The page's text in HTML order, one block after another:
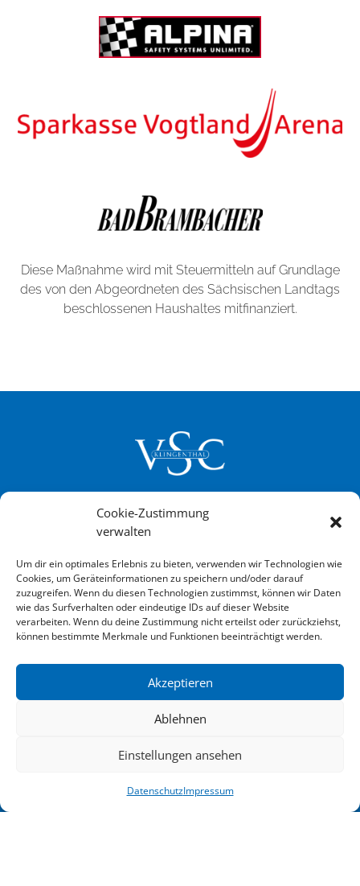
Cookie-Zustimmung
verwalten
Um dir ein optimales Erlebnis zu bieten, verwenden wir Technologien wie
Cookies, um Geräteinformationen zu speichern und/oder darauf
zuzugreifen. Wenn du diesen Technologien zustimmst, können wir Daten
wie das Surfverhalten oder eindeutige IDs auf dieser Website
verarbeiten. Wenn du deine Zustimmung nicht erteilst oder zurückziehst,
können bestimmte Merkmale und Funktionen beeinträchtigt werden.
Akzeptieren
Ablehnen
Einstellungen ansehen
DatenschutzImpressum
Diese Maßnahme wird mit Steuermitteln auf Grundlage
des von den Abgeordneten des Sächsischen Landtags
beschlossenen Haushaltes mitfinanziert.
zum Newsletter anmelden